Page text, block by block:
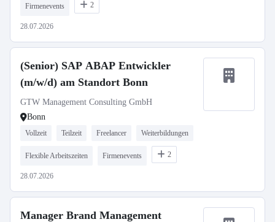
Firmenevents 2
28.07.2026
(Senior) SAP ABAP Entwickler
(m/w/d) am Standort Bonn
GTW Management Consulting GmbH
Bonn
Vollzeit Teilzeit Freelancer Weiterbildungen
Flexible Arbeitszeiten Firmenevents 2
28.07.2026
Manager Brand Management